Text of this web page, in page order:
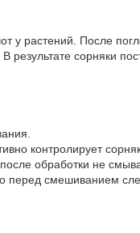
у растений. После
результате сорняки
контролирует
обработки не
смешиванием